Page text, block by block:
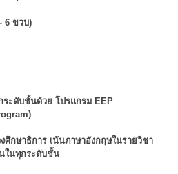
6 ขวบ)
ะดับชั้นด้วย โปรแกรม EEP
ศึกษาธิการ เน้นภาษาอังกฤษในรายวิชา
ในทุกระดับชั้น